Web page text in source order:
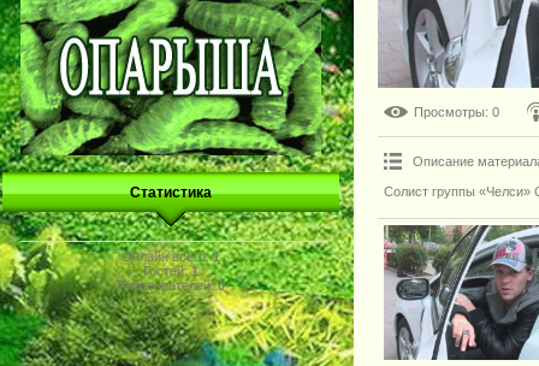
Статистика
Онлайн всего:1
Гостей:1
Пользователей:0
Просмотры: 0
Описание
Солист группы «Челси»